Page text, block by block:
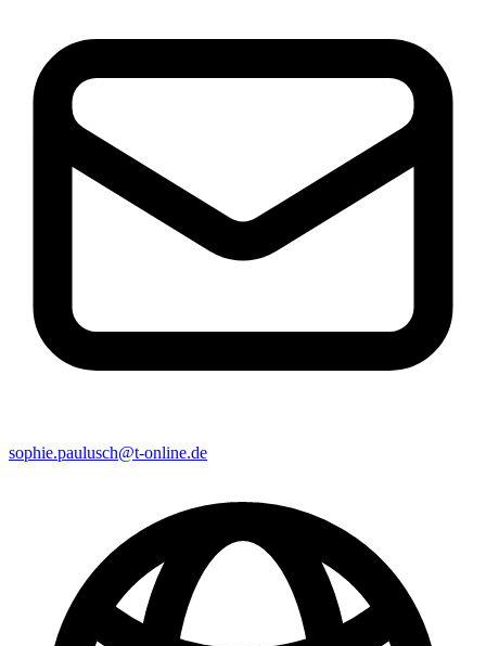
sophie.paulusch@t-online.de